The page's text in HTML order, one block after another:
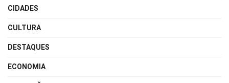
CIDADES
CULTURA
DESTAQUES
ECONOMIA